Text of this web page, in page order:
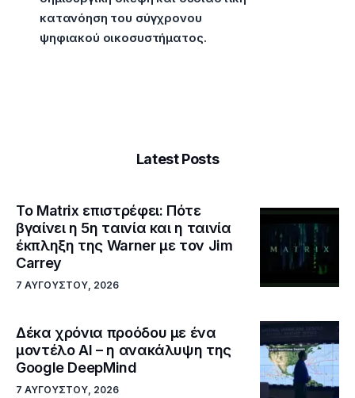
κατανόηση του σύγχρονου
ψηφιακού οικοσυστήματος.
Latest Posts
Το Matrix επιστρέφει: Πότε
βγαίνει η 5η ταινία και η ταινία
έκπληξη της Warner με τον Jim
Carrey
7 ΑΥΓΟΎΣΤΟΥ, 2026
Δέκα χρόνια προόδου με ένα
μοντέλο ΑΙ – η ανακάλυψη της
Google DeepMind
7 ΑΥΓΟΎΣΤΟΥ, 2026